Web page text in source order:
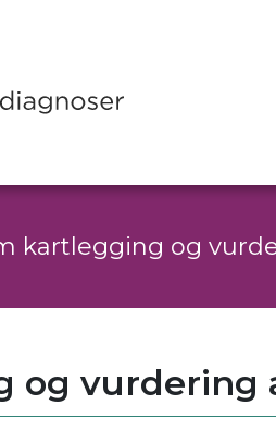
kartlegging og
og vurdering